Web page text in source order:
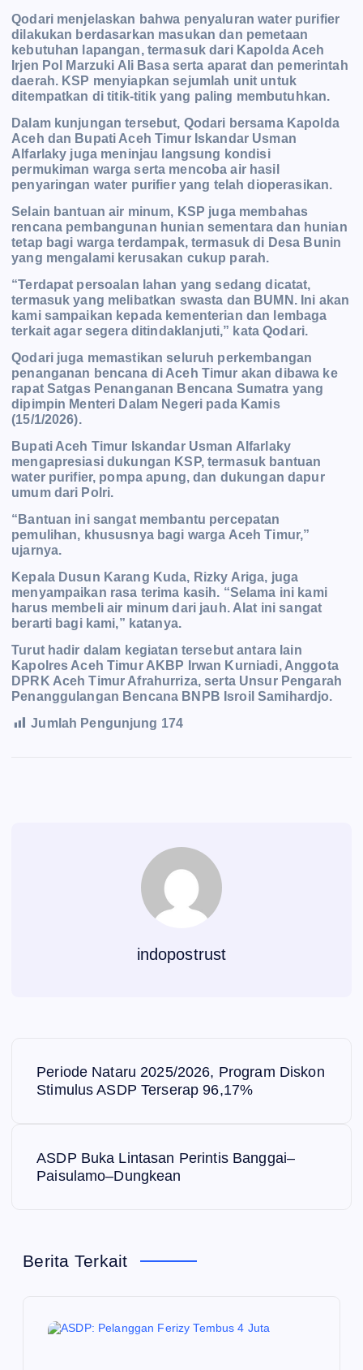
Qodari menjelaskan bahwa penyaluran water purifier
dilakukan berdasarkan masukan dan pemetaan
kebutuhan lapangan, termasuk dari Kapolda Aceh
Irjen Pol Marzuki Ali Basa serta aparat dan pemerintah
daerah. KSP menyiapkan sejumlah unit untuk
ditempatkan di titik-titik yang paling membutuhkan.
Dalam kunjungan tersebut, Qodari bersama Kapolda
Aceh dan Bupati Aceh Timur Iskandar Usman
Alfarlaky juga meninjau langsung kondisi
permukiman warga serta mencoba air hasil
penyaringan water purifier yang telah dioperasikan.
Selain bantuan air minum, KSP juga membahas
rencana pembangunan hunian sementara dan hunian
tetap bagi warga terdampak, termasuk di Desa Bunin
yang mengalami kerusakan cukup parah.
“Terdapat persoalan lahan yang sedang dicatat,
termasuk yang melibatkan swasta dan BUMN. Ini akan
kami sampaikan kepada kementerian dan lembaga
terkait agar segera ditindaklanjuti,” kata Qodari.
Qodari juga memastikan seluruh perkembangan
penanganan bencana di Aceh Timur akan dibawa ke
rapat Satgas Penanganan Bencana Sumatra yang
dipimpin Menteri Dalam Negeri pada Kamis
(15/1/2026).
Bupati Aceh Timur Iskandar Usman Alfarlaky
mengapresiasi dukungan KSP, termasuk bantuan
water purifier, pompa apung, dan dukungan dapur
umum dari Polri.
“Bantuan ini sangat membantu percepatan
pemulihan, khususnya bagi warga Aceh Timur,”
ujarnya.
Kepala Dusun Karang Kuda, Rizky Ariga, juga
menyampaikan rasa terima kasih. “Selama ini kami
harus membeli air minum dari jauh. Alat ini sangat
berarti bagi kami,” katanya.
Turut hadir dalam kegiatan tersebut antara lain
Kapolres Aceh Timur AKBP Irwan Kurniadi, Anggota
DPRK Aceh Timur Afrahurriza, serta Unsur Pengarah
Penanggulangan Bencana BNPB Isroil Samihardjo.
Jumlah Pengunjung 174
indopostrust
a
Periode Nataru 2025/2026, Program Diskon
Stimulus ASDP Terserap 96,17%
ASDP Buka Lintasan Perintis Banggai–
Paisulamo–Dungkean
Berita Terkait